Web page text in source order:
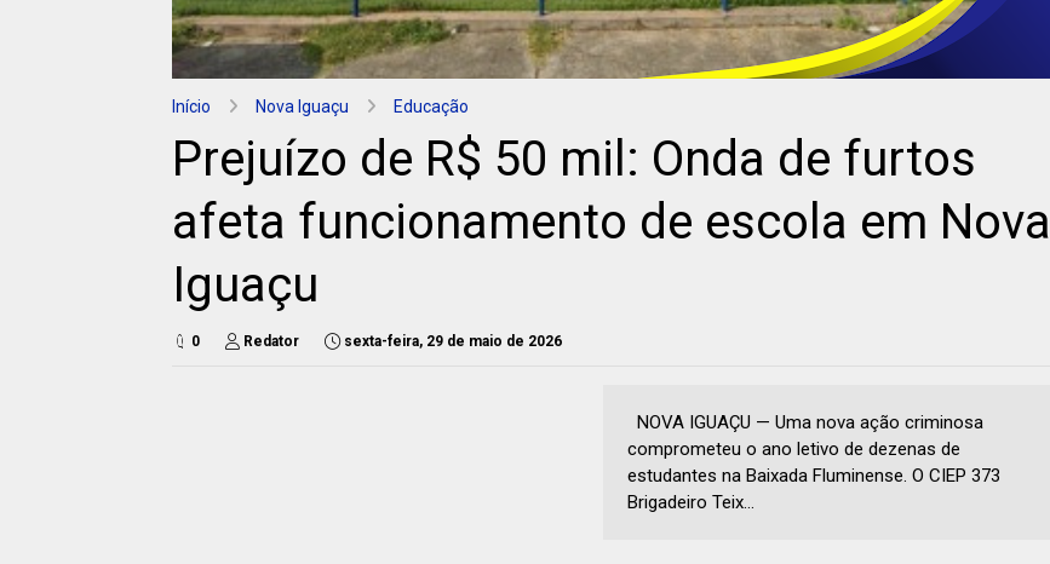
Início Nova Iguaçu Educação
Prejuízo de R$ 50 mil: Onda de furtos
afeta funcionamento de escola em Nova
Iguaçu
0 Redator sexta-feira, 29 de maio de 2026
NOVA IGUAÇU — Uma nova ação criminosa
comprometeu o ano letivo de dezenas de
estudantes na Baixada Fluminense. O CIEP 373
Brigadeiro Teix...